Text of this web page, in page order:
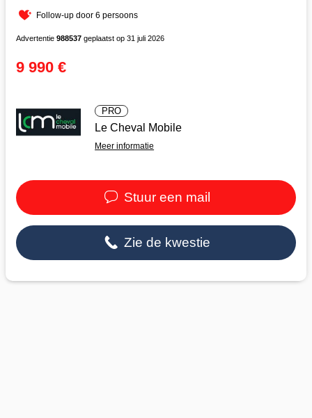
Follow-up door 6 persoons
Advertentie 988537 geplaatst op 31 juli 2026
9 990 €
PRO
Le Cheval Mobile
Meer informatie
Stuur een mail
Zie de kwestie